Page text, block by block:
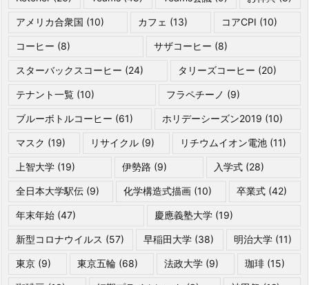
アメリカ合衆国 (10) カフェ (13) コアCPI (10)
コーヒー (8) サザコーヒー (8)
スターバックスコーヒー (24) タリーズコーヒー (20)
テナント一覧 (10) フラペチーノ (9)
ブルーボトルコーヒー (61) ホリデーシーズン2019 (10)
マスク (19) リサイクル (9) リチウムイオン電池(11)
上智大学 (19) 伊勢路 (9) 入学式 (28)
全日本大学駅伝 (9) 化学構造式描画 (10) 卒業式(42)
年末年始 (47) 慶應義塾大学(19)
新型コロナウイルス (57) 早稲田大学 (38) 明治大学(11)
東京 (9) 東京五輪 (68) 法政大学 (9) 珈琲 (15)